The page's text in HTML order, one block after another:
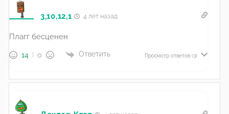
3,10,12,1 4 лет назад
Плагг бесценен
14 0 Ответить Просмотр ответов (3)